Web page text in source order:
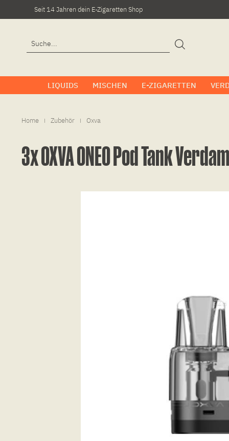
Seit 14 Jahren dein E-Zigaretten Shop
LIQUIDS MISCHEN E-ZIGARETTEN
Home | Zubehör | Oxva
3x OXVA ONEO Pod Tank